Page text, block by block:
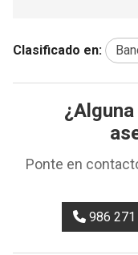
Clasificado en:
Ponte en
986 271